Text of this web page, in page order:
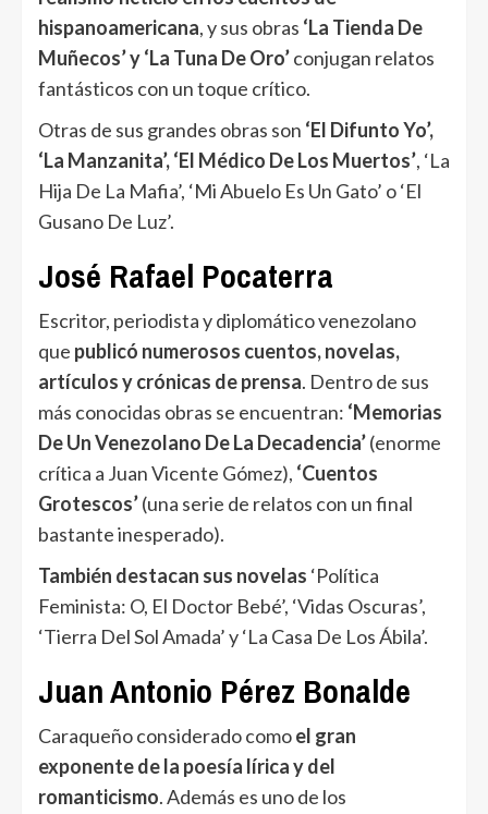
hispanoamericana, y sus obras ‘La Tienda De
Muñecos’ y ‘La Tuna De Oro’conjugan relatos
fantásticos con un toque crítico.
Otras de sus grandes obras son ‘El Difunto Yo’,
‘La Manzanita’, ‘El Médico De Los Muertos’, ‘La
Hija De La Mafia’, ‘Mi Abuelo Es Un Gato’ o ‘El
Gusano De Luz’.
José Rafael Pocaterra
Escritor, periodista y diplomático venezolano
que publicó numerosos cuentos, novelas,
artículos y crónicas de prensa. Dentro de sus
más conocidas obras se encuentran: ‘Memorias
De Un Venezolano De La Decadencia’(enorme
crítica a Juan Vicente Gómez), ‘Cuentos
Grotescos’(una serie de relatos con un final
bastante inesperado).
También destacan sus novelas ‘Política
Feminista: O, El Doctor Bebé’, ‘Vidas Oscuras’,
‘Tierra Del Sol Amada’ y ‘La Casa De Los Ábila’.
Juan Antonio Pérez Bonalde
Caraqueño considerado comoel gran
exponente de la poesía lírica y del
romanticismo. Además es uno de los